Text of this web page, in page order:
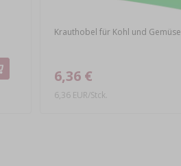
Krauthobel für Kohl und Gemüse
6,36 €
6,36 EUR/Stck.